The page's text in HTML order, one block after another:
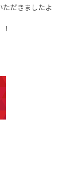
だきましたよ